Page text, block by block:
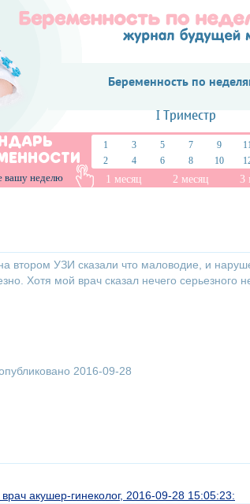
Беременность по
I Триместр
вашу неделю
1 3 5 7 9
2
4 6 8 10
1 месяц 2 месяц 3
втором УЗИ сказали что маловодие, и
Хотя мой врач сказал нечего серьезного
2016-09-28
акушер-гинеколог, 2016-09-28 15:05:23: